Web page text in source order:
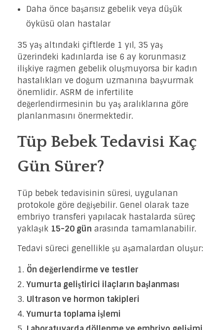
Daha önce başarısız gebelik veya düşük
öyküsü olan hastalar
35 yaş altındaki çiftlerde 1 yıl, 35 yaş
üzerindeki kadınlarda ise 6 ay korunmasız
ilişkiye rağmen gebelik oluşmuyorsa bir kadın
hastalıkları ve doğum uzmanına başvurmak
önemlidir. ASRM de infertilite
değerlendirmesinin bu yaş aralıklarına göre
planlanmasını önermektedir.
Tüp Bebek Tedavisi Kaç
Gün Sürer?
Tüp bebek tedavisinin süresi, uygulanan
protokole göre değişebilir. Genel olarak taze
embriyo transferi yapılacak hastalarda süreç
yaklaşık 15-20 gün arasında tamamlanabilir.
Tedavi süreci genellikle şu aşamalardan oluşur:
Ön değerlendirme ve testler
Yumurta geliştirici ilaçların başlanması
Ultrason ve hormon takipleri
Yumurta toplama işlemi